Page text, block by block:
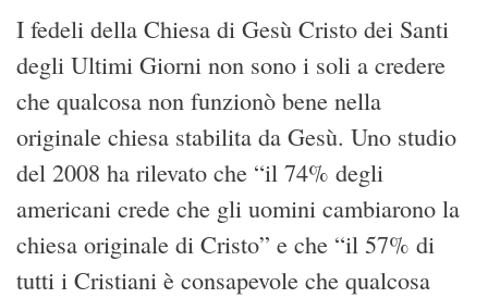
I fedeli della Chiesa di Gesù Cristo dei Santi
degli Ultimi Giorni non sono i soli a credere
che qualcosa non funzionò bene nella
originale chiesa stabilita da Gesù. Uno studio
del 2008 ha rilevato che “il 74% degli
americani crede che gli uomini cambiarono la
chiesa originale di Cristo” e che “il 57% di
tutti i Cristiani è consapevole che qualcosa